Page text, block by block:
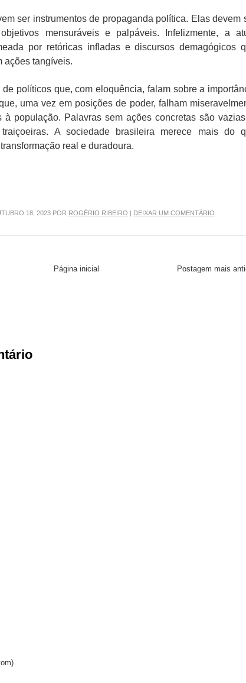
ser instrumentos de propaganda política. Elas devem
mensuráveis e palpáveis. Infelizmente, a
por retóricas infladas e discursos demagógicos
ações tangíveis.
políticos que, com eloquência, falam sobre a
uma vez em posições de poder, falham
à população. Palavras sem ações concretas são
A sociedade brasileira merece mais do
real e duradoura.
18, 2023 POR ROGÉRIO RIBEIRO | DEIXAR UM COMENTÁRIO
Postagem mais
Página inicial